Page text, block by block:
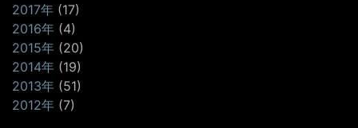
2017年 (17)
2016年 (4)
2015年 (20)
2014年 (19)
2013年 (51)
2012年 (7)